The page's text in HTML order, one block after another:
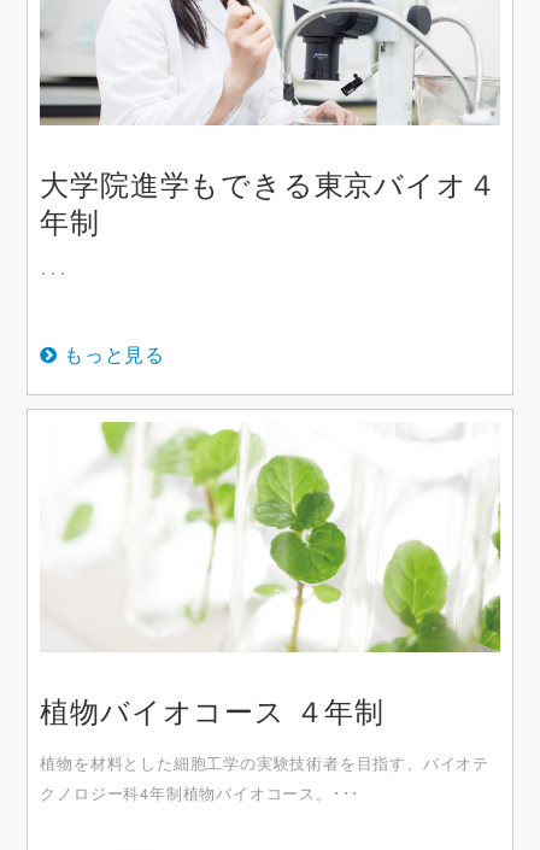
大学院進学もできる東京バイオ４
年制
･･･
もっと見る
植物バイオコース ４年制
植物を材料とした細胞工学の実験技術者を目指す、バイオテ
クノロジー科4年制植物バイオコース。･･･